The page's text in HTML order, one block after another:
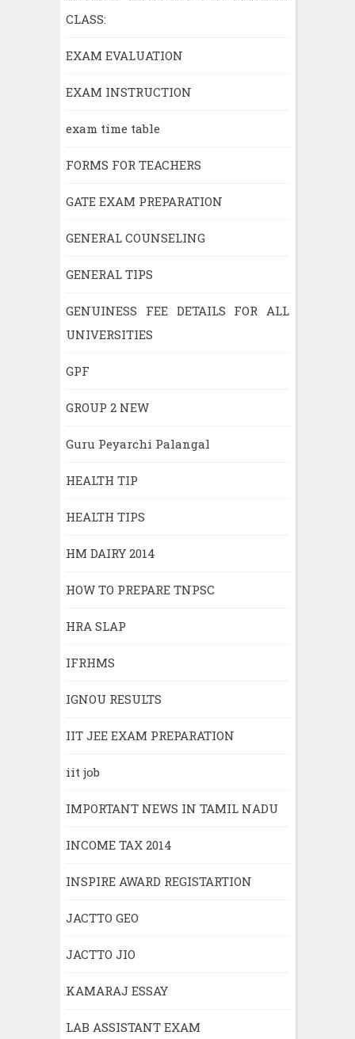
CLASS:
EXAM EVALUATION
EXAM INSTRUCTION
exam time table
FORMS FOR TEACHERS
GATE EXAM PREPARATION
GENERAL COUNSELING
GENERAL TIPS
GENUINESS FEE DETAILS FOR ALL
UNIVERSITIES
GPF
GROUP 2 NEW
Guru Peyarchi Palangal
HEALTH TIP
HEALTH TIPS
HM DAIRY 2014
HOW TO PREPARE TNPSC
HRA SLAP
IFRHMS
IGNOU RESULTS
IIT JEE EXAM PREPARATION
iit job
IMPORTANT NEWS IN TAMIL NADU
INCOME TAX 2014
INSPIRE AWARD REGISTARTION
JACTTO GEO
JACTTO JIO
KAMARAJ ESSAY
LAB ASSISTANT EXAM